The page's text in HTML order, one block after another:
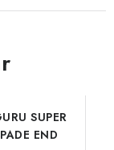
SUPER
END